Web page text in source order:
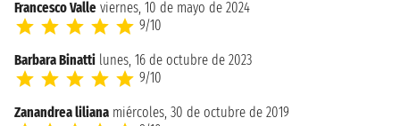
Francesco Valle viernes, 10 de mayo de 2024
9/10
Barbara Binatti lunes, 16 de octubre de 2023
9/10
Zanandrea liliana miércoles, 30 de octubre de 2019